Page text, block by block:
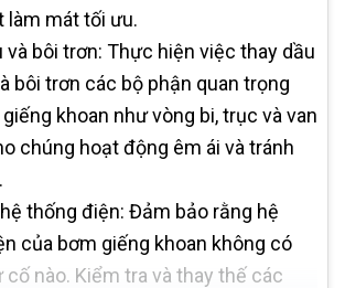
làm mát tối ưu.
và bôi trơn: Thực hiện việc thay dầu
bôi trơn các bộ phận quan trọng
khoan như vòng bi, trục và van
chúng hoạt động êm ái và tránh
thống điện: Đảm bảo rằng hệ
của bơm giếng khoan không có
cố nào. Kiểm tra và thay thế các